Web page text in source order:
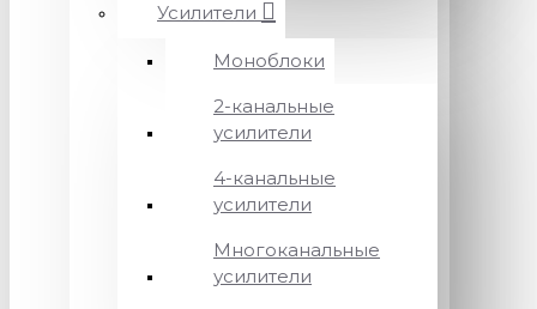
Усилители
Моноблоки
2-канальные
усилители
4-канальные
усилители
Многоканальные
усилители